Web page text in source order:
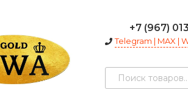
+7 (967)
Telegram | MAX |